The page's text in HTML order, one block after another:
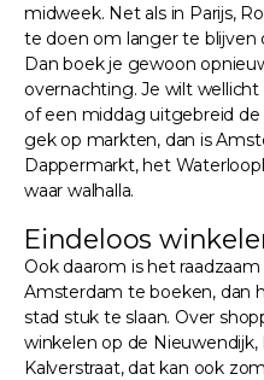
midweek. Net als in Parijs,
te doen om langer te blijven
Dan boek je gewoon
overnachting. Je wilt
of een middag uitgebreid
gek op markten, dan is
Dappermarkt, het
waar walhalla.
Eindeloos
Ook daarom is het
Amsterdam te boeken, dan
stad stuk te slaan. Over
winkelen op de
Kalverstraat, dat kan ook